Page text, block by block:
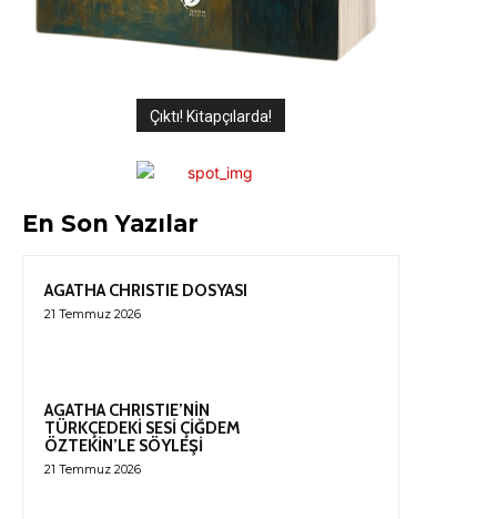
Çıktı! Kitapçılarda!
En Son Yazılar
AGATHA CHRISTIE DOSYASI
21 Temmuz 2026
AGATHA CHRISTIE’NİN
TÜRKÇEDEKİ SESİ ÇİĞDEM
ÖZTEKİN’LE SÖYLEŞİ
21 Temmuz 2026